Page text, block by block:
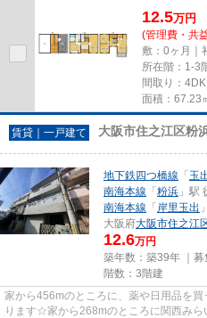
12.5万円
(管理費・共
敷：0ヶ月｜
所在階：1-3
間取り：4DK
面積：67.23
賃貸｜一戸建て 大阪市住之江区粉
地下鉄四つ橋線 「 玉
南海本線 「 粉浜 」駅
南海本線 「 岸里玉出
大阪府大阪市住之江
12.6万円
築年数：築39年 ｜募
階数：3階建
家から456mのところに、薬や日用品を
ります☆家から268mのところに関西み